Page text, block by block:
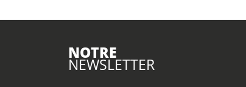
NOTRE
NEWSLETTER